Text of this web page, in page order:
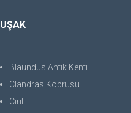
UŞAK
Blaundus Antik Kenti
Clandras Köprüsü
Cirit